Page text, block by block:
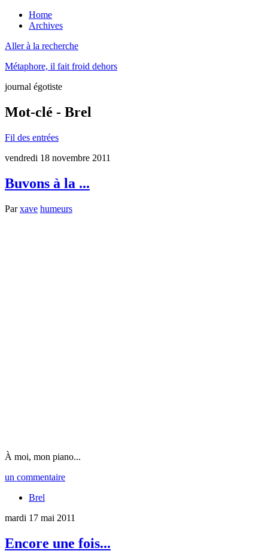
Home
Archives
Aller à la recherche
Métaphore, il fait froid dehors
journal égotiste
Mot-clé - Brel
Fil des entrées
vendredi 18 novembre 2011
Buvons à la ...
Parxave humeurs
À moi, mon piano...
un commentaire
Brel
mardi 17 mai 2011
Encore une fois...